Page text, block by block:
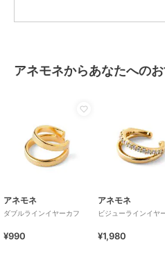
ルド系/ジル
アネモネからあなたへの
アネモネ
ダブルラインイヤーカフ
¥990
アネモネ
ビジューラインイヤ
¥1,980